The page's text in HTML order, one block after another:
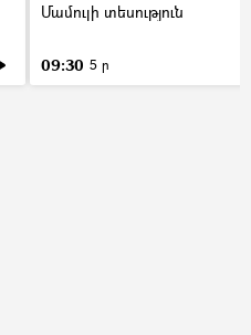
Մամուլի տեսություն
09:30 5 ր